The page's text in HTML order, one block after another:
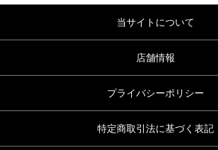
配送いたしました。
配送いたしました。
当サイトについて
店舗情報
プライバシーポリシー
特定商取引法に基づく表記